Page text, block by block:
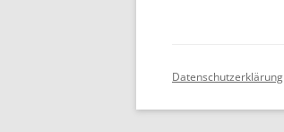
Datenschutzerklärung